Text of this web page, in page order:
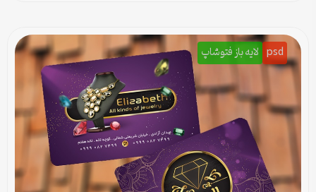
psd لایه باز فتوشاپ